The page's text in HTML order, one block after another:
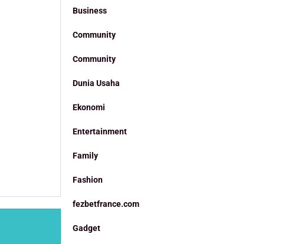
Business
Community
Community
Dunia Usaha
Ekonomi
Entertainment
Family
Fashion
fezbetfrance.com
Gadget